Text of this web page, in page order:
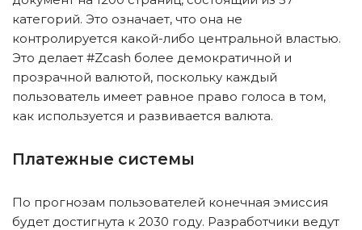
категорий. Это означает, что она не
контролируется какой-либо центральной властью.
Это делает #Zcash более демократичной и
прозрачной валютой, поскольку каждый
пользователь имеет равное право голоса в том,
как используется и развивается валюта.
Платежные системы
По прогнозам пользователей конечная эмиссия
будет достигнута к 2030 году. Разработчики ведут